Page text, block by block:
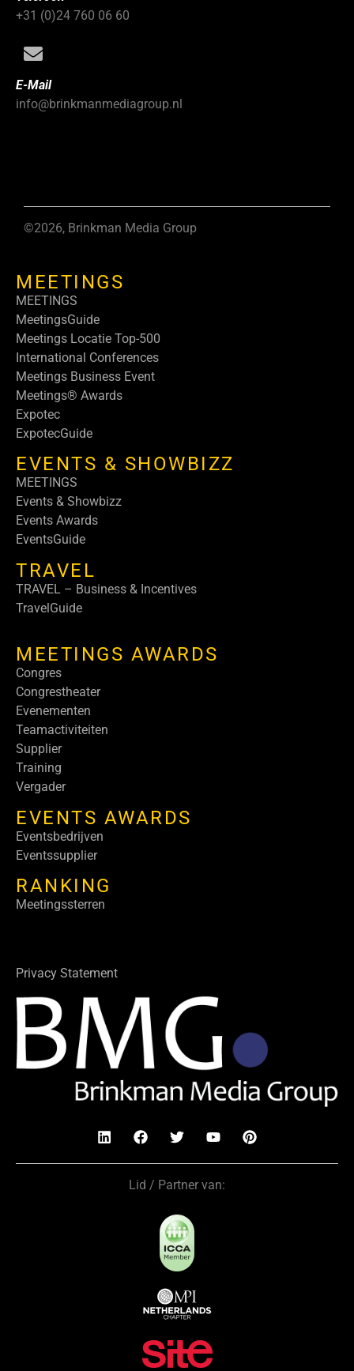
+31 (0)24 760 06 60
E-Mail
info@brinkmanmediagroup.nl
©2026, Brinkman Media Group
MEETINGS
MEETINGS
MeetingsGuide
Meetings Locatie Top-500
International Conferences
Meetings Business Event
Meetings® Awards
Expotec
ExpotecGuide
EVENTS & SHOWBIZZ
MEETINGS
Events & Showbizz
Events Awards
EventsGuide
TRAVEL
TRAVEL – Business & Incentives
TravelGuide
MEETINGS AWARDS
Congres
Congrestheater
Evenementen
Teamactiviteiten
Supplier
Training
Vergader
EVENTS AWARDS
Eventsbedrijven
Eventssupplier
RANKING
Meetingssterren
Privacy Statement
Lid / Partner van: